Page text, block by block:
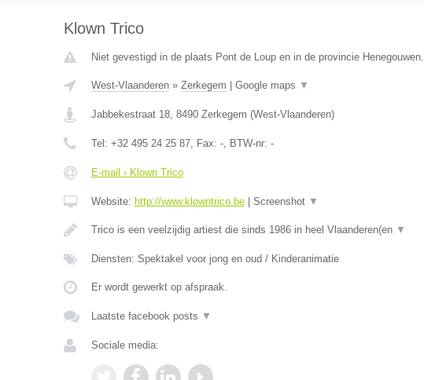
Klown Trico
Niet gevestigd in de plaats Pont de Loup en in de provincie Henegouwen.
West-Vlaanderen» Zerkegem Google maps ▼
Jabbekestraat 18, 8490 Zerkegem (West-Vlaanderen)
Tel: +32 495 24 25 87, Fax: -, BTW-nr: -
E-mail › Klown Trico
Website: http://www.klowntrico.be| Screenshot ▼
Trico is een veelzijdig artiest die sinds 1986 in heel Vlaanderen(en ▼
Diensten: Spektakel voor jong en oud / Kinderanimatie
Er wordt gewerkt op afspraak.
Laatste facebook posts ▼
Sociale media: